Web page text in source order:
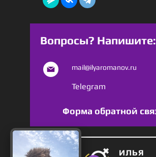
Вопросы? Напишите:
mail@ilyaromanov.ru
Telegram
Форма обратной
ИЛЬЯ